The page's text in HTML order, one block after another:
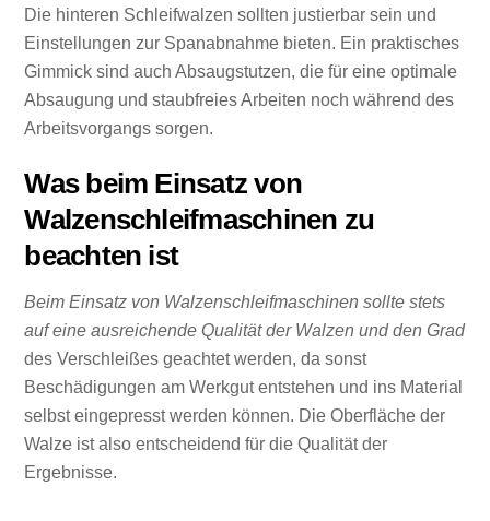
Die hinteren Schleifwalzen sollten justierbar sein und
Einstellungen zur Spanabnahme bieten. Ein praktisches
Gimmick sind auch Absaugstutzen, die für eine optimale
Absaugung und staubfreies Arbeiten noch während des
Arbeitsvorgangs sorgen.
Was beim Einsatz von
Walzenschleifmaschinen zu
beachten ist
Beim Einsatz von Walzenschleifmaschinen sollte stets
auf eine ausreichende Qualität der Walzen und den Grad
des Verschleißes geachtet werden, da sonst
Beschädigungen am Werkgut entstehen und ins Material
selbst eingepresst werden können. Die Oberfläche der
Walze ist also entscheidend für die Qualität der
Ergebnisse.